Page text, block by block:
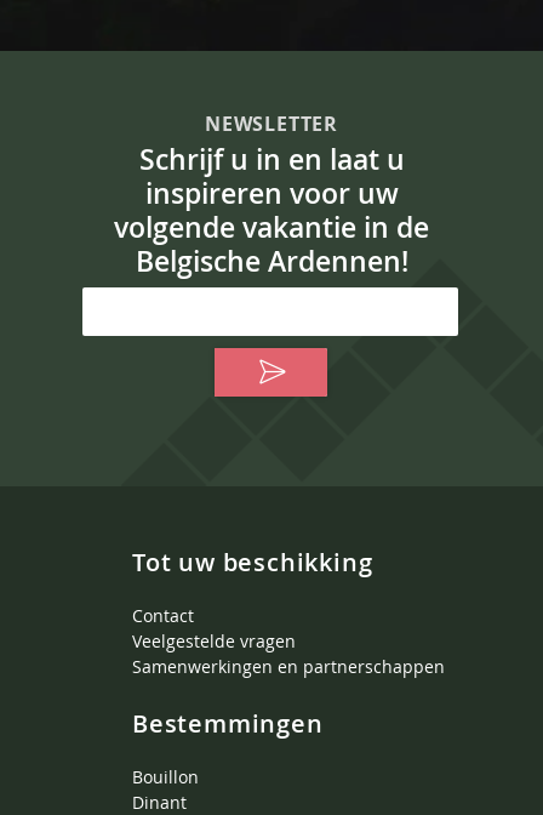
NEWSLETTER
Schrijf u in en laat u
inspireren voor uw
volgende vakantie in de
Belgische Ardennen!
Tot uw beschikking
Contact
Veelgestelde vragen
Samenwerkingen en partnerschappen
Bestemmingen
Bouillon
Dinant